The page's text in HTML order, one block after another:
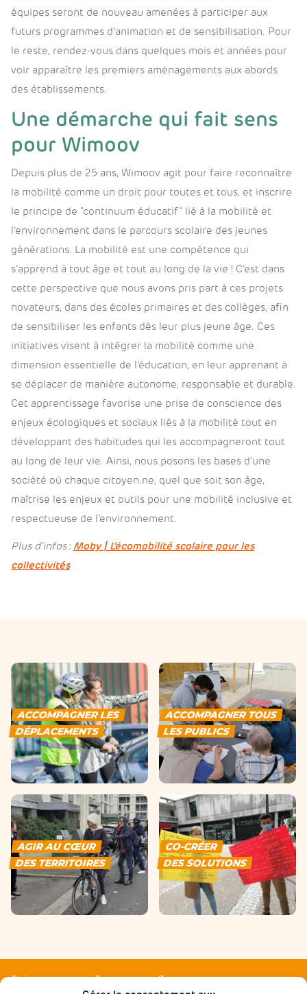
équipes seront de nouveau amenées à participer aux
futurs programmes d’animation et de sensibilisation. Pour
le reste, rendez-vous dans quelques mois et années pour
voir apparaître les premiers aménagements aux abords
des établissements.
Une démarche qui fait sens
pour Wimoov
Depuis plus de 25 ans, Wimoov agit pour faire reconnaître
la mobilité comme un droit pour toutes et tous, et inscrire
le principe de “continuum éducatif” lié à la mobilité et
l’environnement dans le parcours scolaire des jeunes
générations. La mobilité est une compétence qui
s’apprend à tout âge et tout au long de la vie ! C’est dans
cette perspective que nous avons pris part à ces projets
novateurs, dans des écoles primaires et des collèges, afin
de sensibiliser les enfants dès leur plus jeune âge. Ces
initiatives visent à intégrer la mobilité comme une
dimension essentielle de l’éducation, en leur apprenant à
se déplacer de manière autonome, responsable et durable.
Cet apprentissage favorise une prise de conscience des
enjeux écologiques et sociaux liés à la mobilité tout en
développant des habitudes qui les accompagneront tout
au long de leur vie. Ainsi, nous posons les bases d’une
société où chaque citoyen.ne, quel que soit son âge,
maîtrise les enjeux et outils pour une mobilité inclusive et
respectueuse de l’environnement.
Plus d’infos : Moby | L’écomobilité scolaire pour les
collectivités
ACCOMPAGNER LES
DÉPLACEMENTS
ACCOMPAGNER TOUS
LES PUBLICS
AGIR AU CŒUR
DES TERRITOIRES
CO-CRÉER
DES SOLUTIONS
Qui sommes-nous ? Contactez-nous